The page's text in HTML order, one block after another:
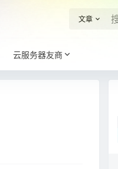
文章
云服务器友商